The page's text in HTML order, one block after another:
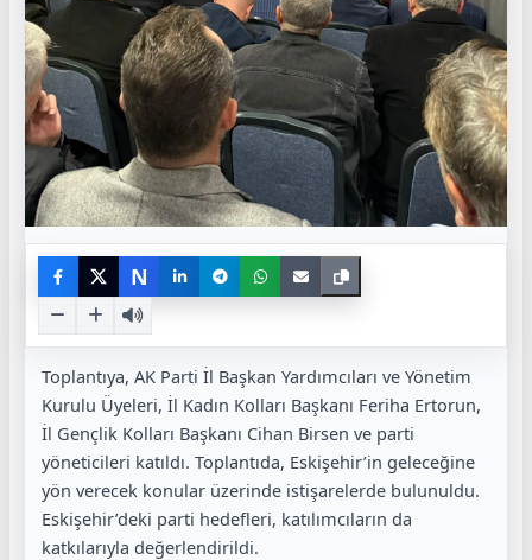
N
Toplantıya, AK Parti İl Başkan Yardımcıları ve Yönetim
Kurulu Üyeleri, İl Kadın Kolları Başkanı Feriha Ertorun,
İl Gençlik Kolları Başkanı Cihan Birsen ve parti
yöneticileri katıldı. Toplantıda, Eskişehir’in geleceğine
yön verecek konular üzerinde istişarelerde bulunuldu.
Eskişehir’deki parti hedefleri, katılımcıların da
katkılarıyla değerlendirildi.